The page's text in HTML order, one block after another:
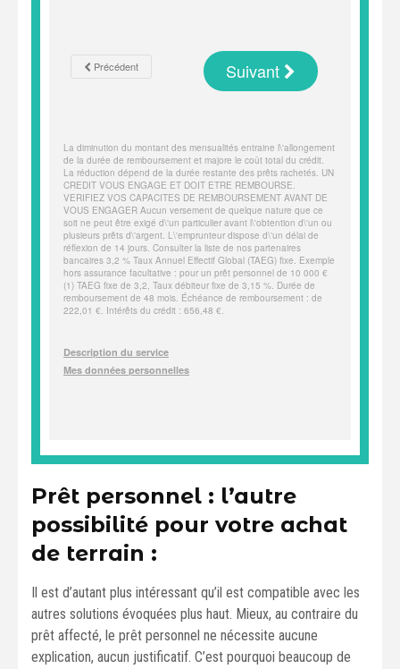
Prêt personnel : l’autre
possibilité pour votre achat
de terrain :
Il est d’autant plus intéressant qu’il est compatible avec les
autres solutions évoquées plus haut. Mieux, au contraire du
prêt affecté, le prêt personnel ne nécessite aucune
explication, aucun justificatif. C’est pourquoi beaucoup de